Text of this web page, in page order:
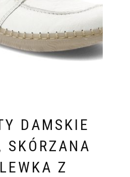
DAMSKIE
SKÓRZANA
Z